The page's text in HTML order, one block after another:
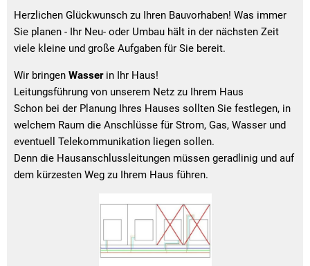
Herzlichen Glückwunsch zu Ihren Bauvorhaben! Was immer
Sie planen - Ihr Neu- oder Umbau hält in der nächsten Zeit
viele kleine und große Aufgaben für Sie bereit.
Wir bringen Wasserin Ihr Haus!
Leitungsführung von unserem Netz zu Ihrem Haus
Schon bei der Planung Ihres Hauses sollten Sie festlegen, in
welchem Raum die Anschlüsse für Strom, Gas, Wasser und
eventuell Telekommunikation liegen sollen.
Denn die Hausanschlussleitungen müssen geradlinig und auf
dem kürzesten Weg zu Ihrem Haus führen.